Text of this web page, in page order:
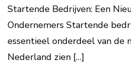
Startende Bedrijven: Een
Ondernemers Startende
essentieel onderdeel van de
Nederland zien […]